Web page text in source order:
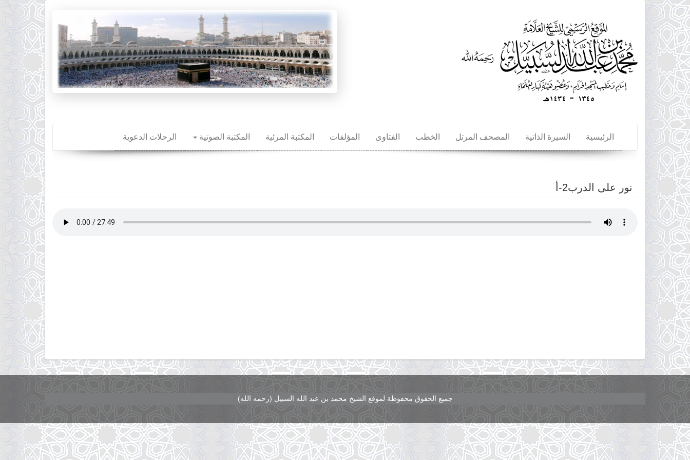
تجاوز
إلى
المحتوى
الرئيسي
الرئيسية السيرة الذاتية المصحف المرتل الخطب الفتاوى المؤلفات المكتبة المرئية المكتبة الصوتية الرحلات الدعوية
نور على الدرب2-أ
جميع الحقوق محفوظة لموقع الشيخ محمد بن عبد الله السبيل (رحمه الله)